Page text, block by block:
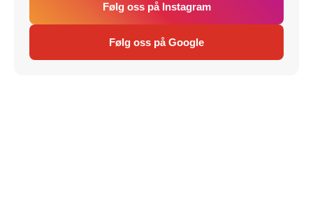
Følg oss på Instagram
Følg oss på Google